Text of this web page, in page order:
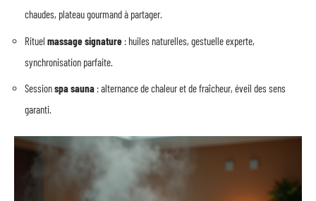
chaudes, plateau gourmand à partager.
Rituel massage signature : huiles naturelles, gestuelle experte,
synchronisation parfaite.
Sessionspa sauna : alternance de chaleur et de fraîcheur, éveil des sens
garanti.